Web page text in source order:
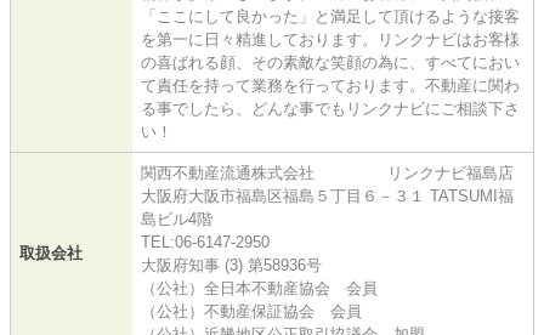
「ここにして良かった」と満足して頂けるような接客
を第一に日々精進しております。リンクナビはお客様
の喜ばれる顔、その素敵な笑顔の為に、すべてにおい
て責任を持って業務を行っております。不動産に関わ
る事でしたら、どんな事でもリンクナビにご相談下さ
い！
取扱会社
関西不動産流通株式会社 リンクナビ福島店
大阪府大阪市福島区福島５丁目６－３１ TATSUMI福
島ビル4階
TEL:06-6147-2950
大阪府知事 (3) 第58936号
（公社）全日本不動産協会 会員
（公社）不動産保証協会 会員